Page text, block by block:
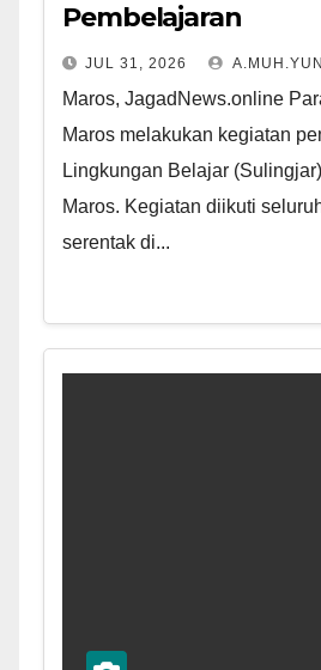
Pembelajaran
JUL 31, 2026
Maros, JagadNews.online
Maros melakukan kegiatan
Lingkungan Belajar
Maros. Kegiatan diikuti
serentak di...